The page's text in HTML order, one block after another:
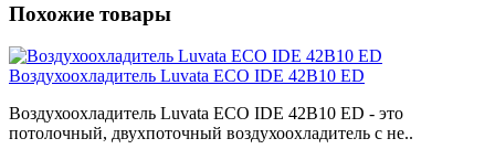
Похожие товары
Воздухоохладитель Luvata ECO IDE 42B10 ED
Воздухоохладитель Luvata ECO IDE 42B10 ED - это
потолочный, двухпоточный воздухоохладитель с не..